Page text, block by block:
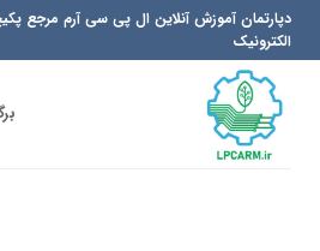
دپارتمان آموزش آنلاین ال پی سی آرم مرجع
الکترونیک